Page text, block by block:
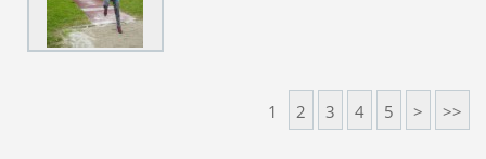
1 2 3 4 5 > >>